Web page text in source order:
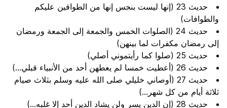
حديث 23 (إنها ليست بنجس إنها من الطوافين عليكم
والطوافات)
حديث 24 (الصلوات الخمس والجمعة إلى الجمعة ورمضان
إلى رمضان مكفرات لما بينهن)
حديث 25 (صلوا كما رأيتموني أصلي)
حديث 26 (أعطيت خمسا لم يعطهن أحد من الأنبياء قبلي...)
حديث 27 (أوصاني خليلي صلى الله عليه وسلم بثلاث صيام
ثلاثة أيام من كل شهر...)
حديث 28 (إن الدين يسر ولن يشاد الدين أحد إلا غلبه...)